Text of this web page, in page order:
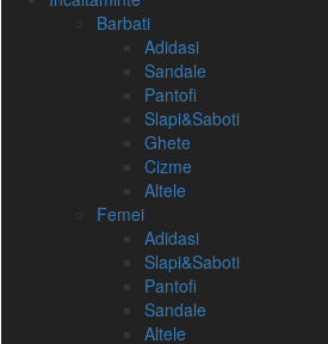
Barbati
Adidasi
Sandale
Pantofi
Slapi&Saboti
Ghete
Cizme
Altele
Femei
Adidasi
Slapi&Saboti
Pantofi
Sandale
Altele